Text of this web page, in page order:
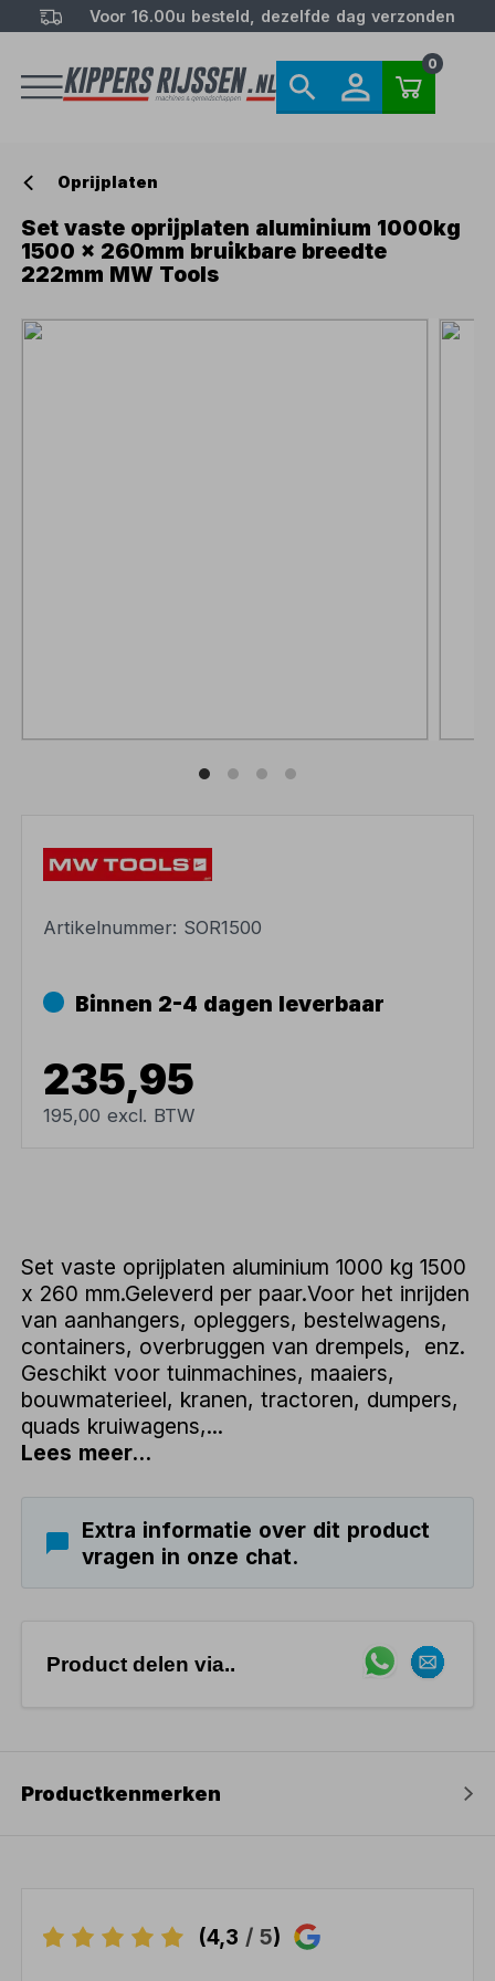
Voor 16.00u besteld, dezelfde dag verzonden
0
Oprijplaten
Set vaste oprijplaten aluminium 1000kg
1500 x 260mm bruikbare breedte
222mm MW Tools
Artikelnummer: SOR1500
Binnen 2-4 dagen leverbaar
235,95
195,00 excl. BTW
Set vaste oprijplaten aluminium 1000 kg 1500
x 260 mm.Geleverd per paar.Voor het inrijden
van aanhangers, opleggers, bestelwagens,
containers, overbruggen van drempels, enz.
Geschikt voor tuinmachines, maaiers,
bouwmaterieel, kranen, tractoren, dumpers,
quads kruiwagens,...
Lees meer...
Extra informatie over dit product
vragen in onze chat.
Product delen via..
Productkenmerken
(4,3 / 5)